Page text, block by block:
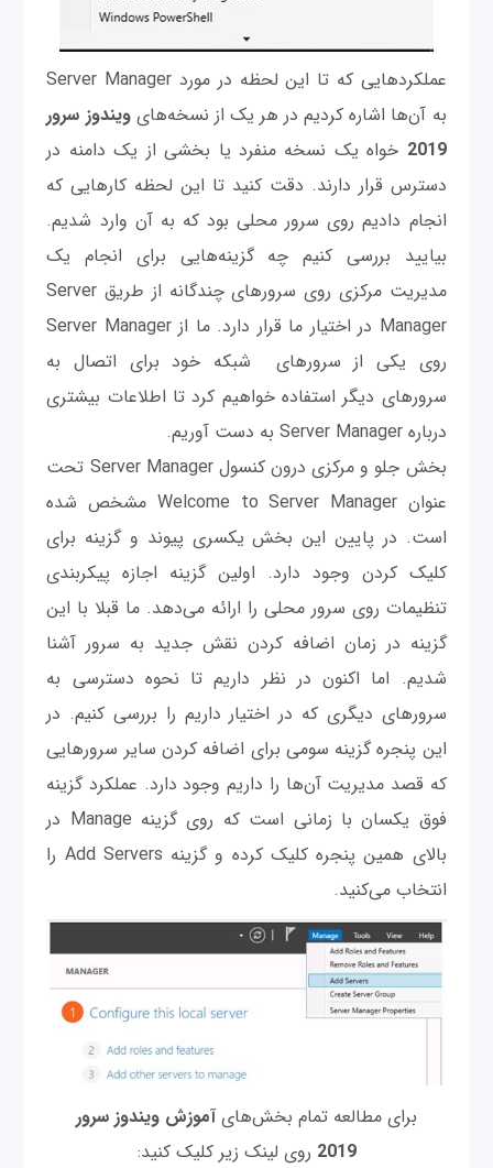
عملکردهایی که تا این لحظه در مورد Server Manager
به آن‌ها اشاره کردیم در هر یک از نسخه‌هایویندوز سرور
2019 خواه یک نسخه منفرد یا بخشی از یک دامنه در
دسترس قرار دارند. دقت کنید تا این لحظه کارهایی که
انجام دادیم روی سرور محلی بود که به آن وارد شدیم.
بیایید بررسی کنیم چه گزینه‌هایی برای انجام یک
مدیریت مرکزی روی سرورهای چندگانه از طریق Server
Manager در اختیار ما قرار دارد. ما از Server Manager
روی یکی از سرورهای شبکه خود برای اتصال به
سرورهای دیگر استفاده خواهیم کرد تا اطلاعات بیشتری
درباره Server Manager به دست آوریم.
بخش جلو و مرکزی درون کنسول Server Manager تحت
عنوان Welcome to Server Manager مشخص شده
است. در پایین این بخش یکسری پیوند و گزینه برای
کلیک کردن وجود دارد. اولین گزینه اجازه پیکربندی
تنظیمات روی سرور محلی را ارائه می‌دهد. ما قبلا با این
گزینه در زمان اضافه کردن نقش جدید به سرور آشنا
شدیم. اما اکنون در نظر داریم تا نحوه دسترسی به
سرورهای دیگری که در اختیار داریم را بررسی کنیم. در
این پنجره گزینه سومی برای اضافه کردن سایر سرورهایی
که قصد مدیریت آن‌ها را داریم وجود دارد. عملکرد گزینه
فوق یکسان با زمانی است که روی گزینه Manage در
بالای همین پنجره کلیک کرده و گزینه Add Servers را
انتخاب می‌کنید.
برای مطالعه تمام بخش‌هایآموزش ویندوز سرور
2019 روی لینک زیر کلیک کنید: